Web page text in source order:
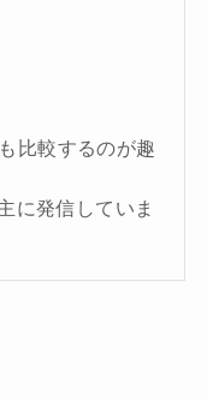
比較するのが趣
に発信していま